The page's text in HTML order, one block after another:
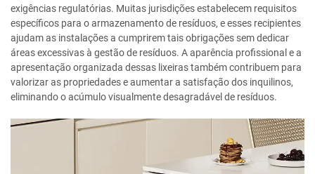
exigências regulatórias. Muitas jurisdições estabelecem requisitos
específicos para o armazenamento de resíduos, e esses recipientes
ajudam as instalações a cumprirem tais obrigações sem dedicar
áreas excessivas à gestão de resíduos. A aparência profissional e a
apresentação organizada dessas lixeiras também contribuem para
valorizar as propriedades e aumentar a satisfação dos inquilinos,
eliminando o acúmulo visualmente desagradável de resíduos.